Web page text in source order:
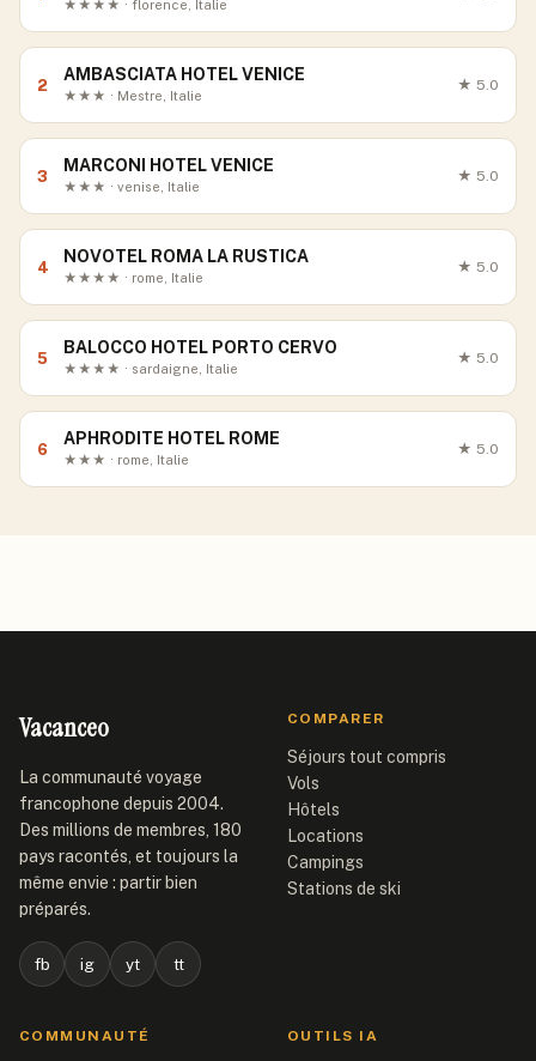
★★★★ · florence, Italie
2
AMBASCIATA HOTEL VENICE
★★★ · Mestre, Italie
★ 5.0
3
MARCONI HOTEL VENICE
★★★ · venise, Italie
★ 5.0
4
NOVOTEL ROMA LA RUSTICA
★★★★ · rome, Italie
★ 5.0
5
BALOCCO HOTEL PORTO CERVO
★★★★ · sardaigne, Italie
★ 5.0
6
APHRODITE HOTEL ROME
★★★ · rome, Italie
★ 5.0
Vacanceo
La communauté voyage
francophone depuis 2004.
Des millions de membres, 180
pays racontés, et toujours la
même envie : partir bien
préparés.
fb ig yt tt
COMPARER
Séjours tout compris
Vols
Hôtels
Locations
Campings
Stations de ski
COMMUNAUTÉ OUTILS IA